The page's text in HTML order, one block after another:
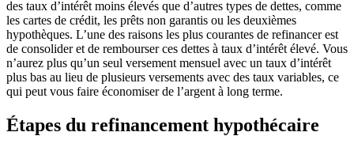
des taux d’intérêt moins élevés que d’autres types de dettes, comme
les cartes de crédit, les prêts non garantis ou les deuxièmes
hypothèques. L’une des raisons les plus courantes de refinancer est
de consolider et de rembourser ces dettes à taux d’intérêt élevé. Vous
n’aurez plus qu’un seul versement mensuel avec un taux d’intérêt
plus bas au lieu de plusieurs versements avec des taux variables, ce
qui peut vous faire économiser de l’argent à long terme.
Étapes du refinancement hypothécaire